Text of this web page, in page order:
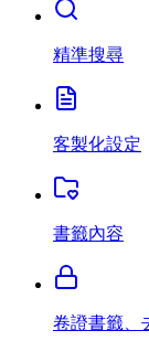
精準搜尋
客製化設定
書籤內容
卷證書籤、